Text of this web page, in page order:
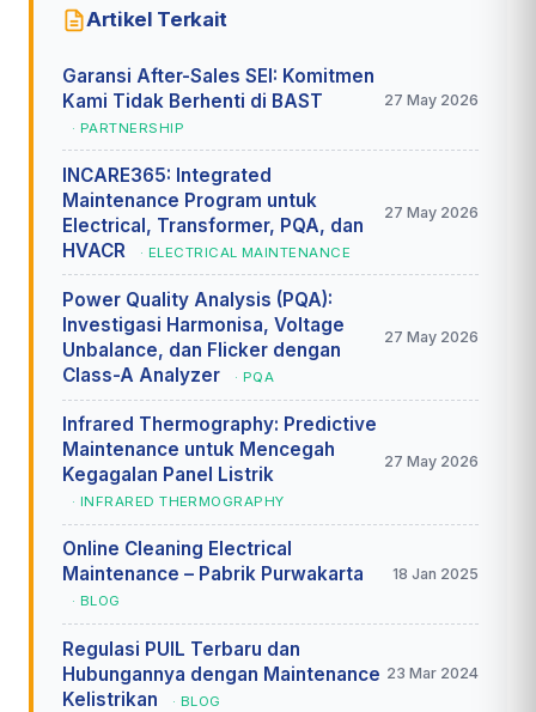
Artikel Terkait
Garansi After-Sales SEI: Komitmen
Kami Tidak Berhenti di BAST
· PARTNERSHIP
27 May 2026
INCARE365: Integrated
Maintenance Program untuk
Electrical, Transformer, PQA, dan
HVACR
· ELECTRICAL MAINTENANCE
27 May 2026
Power Quality Analysis (PQA):
Investigasi Harmonisa, Voltage
Unbalance, dan Flicker dengan
Class-A Analyzer
· PQA
27 May 2026
Infrared Thermography: Predictive
Maintenance untuk Mencegah
Kegagalan Panel Listrik
· INFRARED THERMOGRAPHY
27 May 2026
Online Cleaning Electrical
Maintenance – Pabrik Purwakarta
· BLOG
18 Jan 2025
Regulasi PUIL Terbaru dan
Hubungannya dengan Maintenance
Kelistrikan
· BLOG
23 Mar 2024